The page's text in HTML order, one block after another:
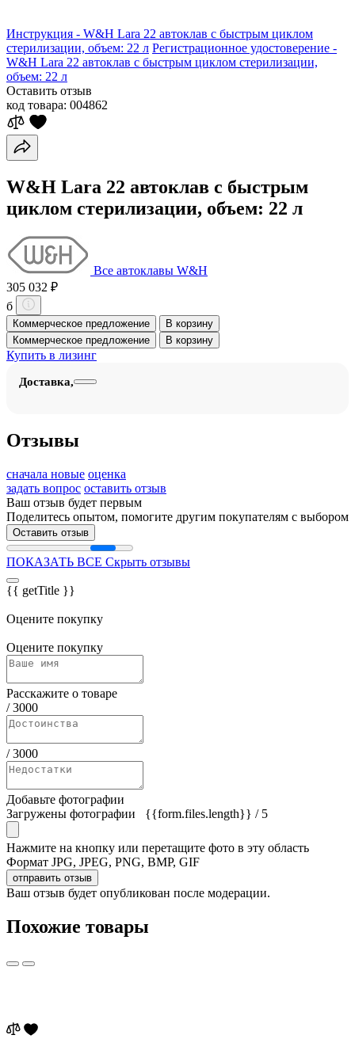
Инструкция - W&H Lara 22 автоклав с быстрым циклом
стерилизации, объем: 22 л Регистрационное удостоверение -
W&H Lara 22 автоклав с быстрым циклом стерилизации,
объем: 22 л
Оставить отзыв
код товара: 004862
W&H Lara 22 автоклав с быстрым
циклом стерилизации, объем: 22 л
Все автоклавы W&H
305 032 ₽
б
Коммерческое предложение
В корзину
Коммерческое предложение
В корзину
Купить в лизинг
Доставка,
Отзывы
сначала новые оценка
задать вопрос оставить отзыв
Ваш отзыв будет первым
Поделитесь опытом, помогите другим покупателям с выбором
Оставить отзыв
ПОКАЗАТЬ ВСЕ Скрыть отзывы
{{ getTitle }}
Оцените покупку
Оцените покупку
Расскажите о товаре
/3000
/3000
Добавьте фотографии
Загружены фотографии
{{form.files.length}} / 5
Нажмите на кнопку или перетащите фото в эту область
Формат JPG, JPEG, PNG, BMP, GIF
отправить отзыв
Ваш отзыв будет опубликован после модерации.
Похожие товары